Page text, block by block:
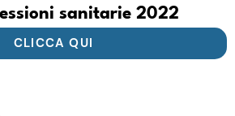
sanitarie 2022
CLICCA QUI